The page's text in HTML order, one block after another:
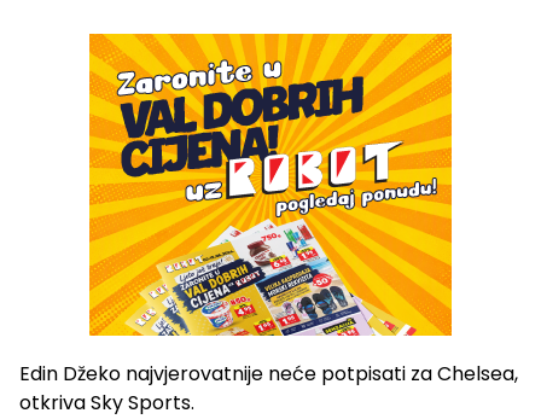
Edin Džeko najvjerovatnije neće potpisati za Chelsea,
otkriva Sky Sports.